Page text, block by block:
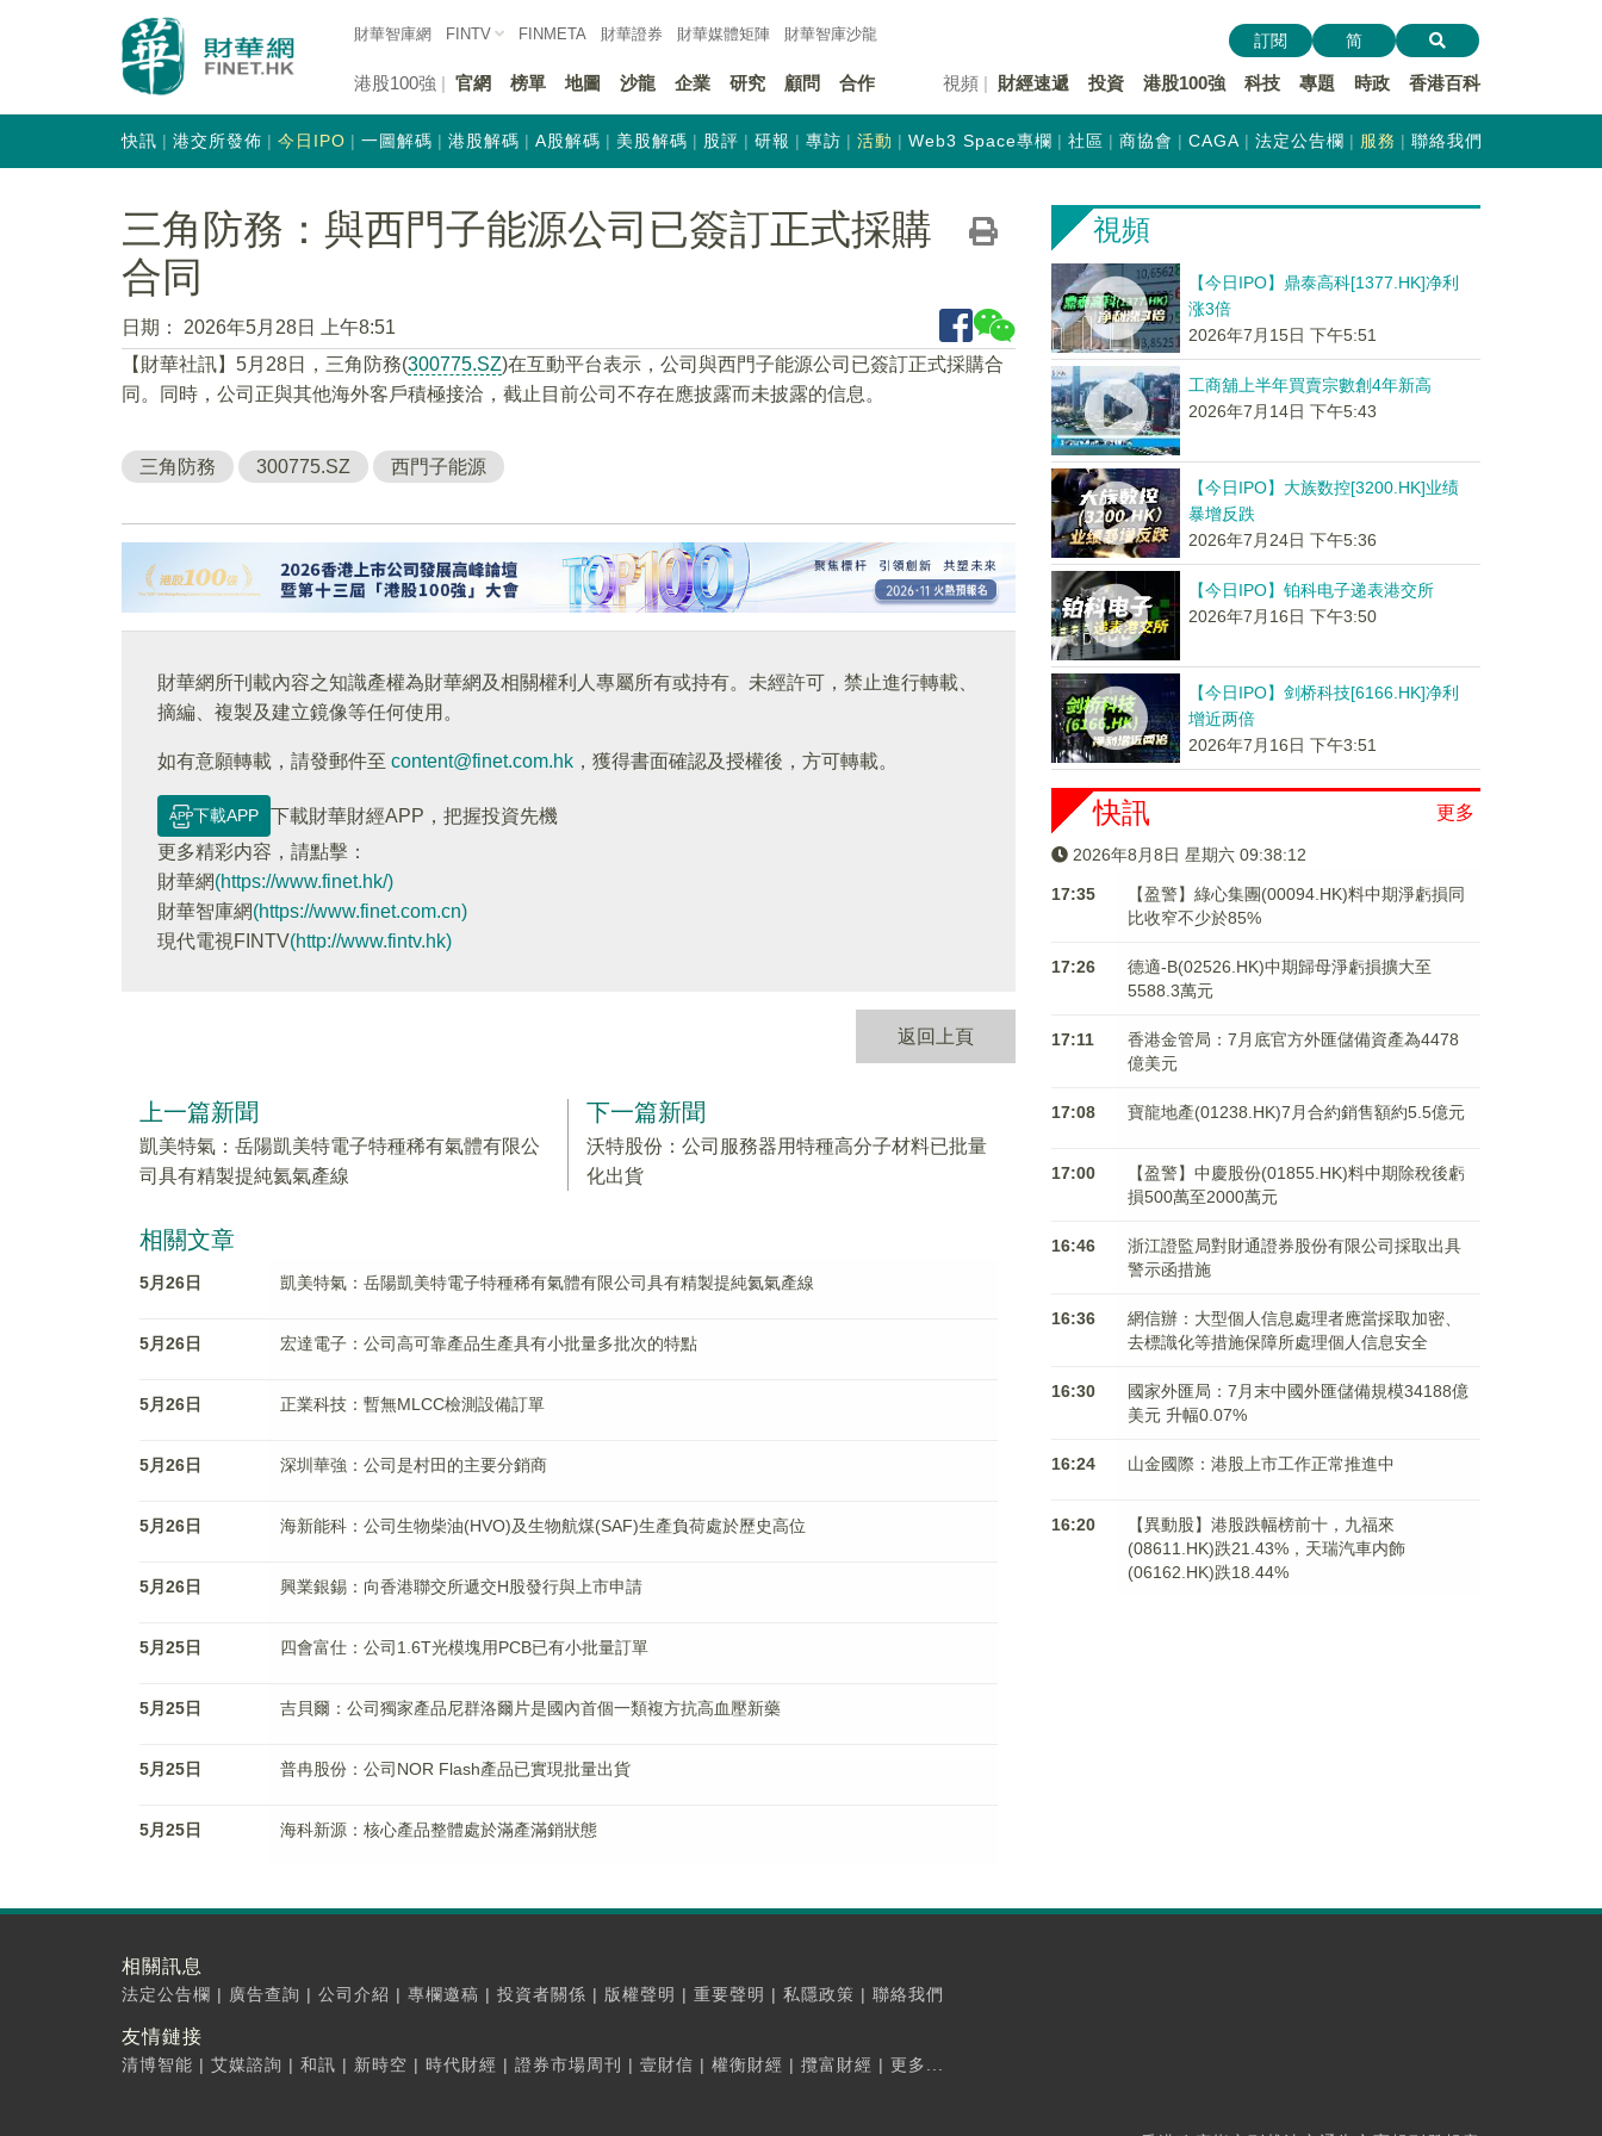
財華智庫網 FINTV FINMETA 財華證券 財華媒體矩陣 財華智庫沙龍
港股100強 官網 榜單 地圖 沙龍 企業 研究 顧問 合作 視頻 財經速遞 投資 港股100強 科技 專題 時政 香港百科
訂閱 简
快訊 港交所發佈 今日IPO 一圖解碼 港股解碼 A股解碼 美股解碼 股評 研報 專訪 活動 Web3 Space專欄 社區 商協會 CAGA 法定公告欄 服務 聯絡我們
三角防務：與西門子能源公司已簽訂正式採購
合同
日期：
2026年5月28日 上午8:51
【財華社訊】5月28日，三角防務(300775.SZ)在互動平台表示，公司與西門子能源公司已簽訂正式採購合
同。同時，公司正與其他海外客戶積極接洽，截止目前公司不存在應披露而未披露的信息。
三角防務 300775.SZ 西門子能源
財華網所刊載內容之知識產權為財華網及相關權利人專屬所有或持有。未經許可，禁止進行轉載、
摘編、複製及建立鏡像等任何使用。
如有意願轉載，請發郵件至 content@finet.com.hk ，獲得書面確認及授權後，方可轉載。
下載APP
下載財華財經APP，把握投資先機
更多精彩内容，請點擊：
財華網(https://www.finet.hk/)
財華智庫網(https://www.finet.com.cn)
現代電視FINTV(http://www.fintv.hk)
返回上頁
上一篇新聞
凱美特氣：岳陽凱美特電子特種稀有氣體有限公
司具有精製提純氦氣產線
下一篇新聞
沃特股份：公司服務器用特種高分子材料已批量
化出貨
相關文章
5月26日 凱美特氣：岳陽凱美特電子特種稀有氣體有限公司具有精製提純氦氣產線
5月26日 宏達電子：公司高可靠產品生產具有小批量多批次的特點
5月26日 正業科技：暫無MLCC檢測設備訂單
5月26日 深圳華強：公司是村田的主要分銷商
5月26日 海新能科：公司生物柴油(HVO)及生物航煤(SAF)生產負荷處於歷史高位
5月26日 興業銀錫：向香港聯交所遞交H股發行與上市申請
5月25日 四會富仕：公司1.6T光模塊用PCB已有小批量訂單
5月25日 吉貝爾：公司獨家產品尼群洛爾片是國內首個一類複方抗高血壓新藥
5月25日 普冉股份：公司NOR Flash產品已實現批量出貨
5月25日 海科新源：核心產品整體處於滿產滿銷狀態
視頻
【今日IPO】鼎泰高科[1377.HK]净利
涨3倍
2026年7月15日 下午5:51
工商舖上半年買賣宗數創4年新高
2026年7月14日 下午5:43
【今日IPO】大族数控[3200.HK]业绩
暴增反跌
2026年7月24日 下午5:36
【今日IPO】铂科电子递表港交所
2026年7月16日 下午3:50
【今日IPO】剑桥科技[6166.HK]净利
增近两倍
2026年7月16日 下午3:51
更多
快訊
2026年8月8日 星期六 09:38:12
17:35
【盈警】綠心集團(00094.HK)料中期淨虧損同
比收窄不少於85%
17:26
德適-B(02526.HK)中期歸母淨虧損擴大至
5588.3萬元
17:11
香港金管局：7月底官方外匯儲備資產為4478
億美元
17:08 寶龍地產(01238.HK)7月合約銷售額約5.5億元
17:00
【盈警】中慶股份(01855.HK)料中期除稅後虧
損500萬至2000萬元
16:46
浙江證監局對財通證券股份有限公司採取出具
警示函措施
16:36
網信辦：大型個人信息處理者應當採取加密、
去標識化等措施保障所處理個人信息安全
16:30
國家外匯局：7月末中國外匯儲備規模34188億
美元 升幅0.07%
16:24 山金國際：港股上市工作正常推進中
16:20
【異動股】港股跌幅榜前十，九福來
(08611.HK)跌21.43%，天瑞汽車内飾
(06162.HK)跌18.44%
相關訊息
法定公告欄 | 廣告查詢 | 公司介紹 | 專欄邀稿 | 投資者關係 | 版權聲明 | 重要聲明 | 私隱政策 | 聯絡我們
友情鏈接
清博智能 | 艾媒諮詢 | 和訊 | 新時空 | 時代財經 | 證券市場周刊 | 壹財信 | 權衡財經 | 攬富財經 | 更多...